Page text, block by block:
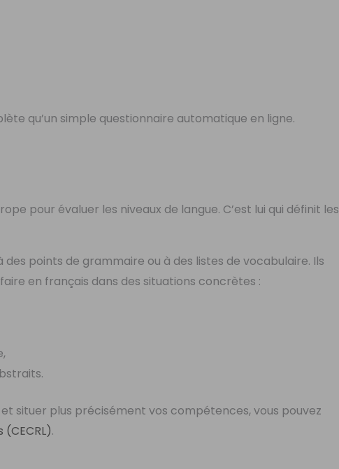
qu’un simple questionnaire automatique en ligne.
pour évaluer les niveaux de langue. C’est lui qui définit les
points de grammaire ou à des listes de vocabulaire. Ils
en français dans des situations concrètes :
situer plus précisément vos compétences, vous pouvez
.